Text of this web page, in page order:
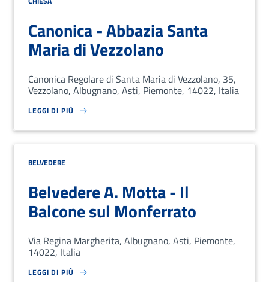
Canonica - Abbazia Santa
Maria di Vezzolano
Canonica Regolare di Santa Maria di Vezzolano, 35,
Vezzolano, Albugnano, Asti, Piemonte, 14022, Italia
LEGGI DI PIÙ
SU LOREM IPSUM DOLOR SIT AMET, CONSECTETUR ADIPISCING
BELVEDERE
Belvedere A. Motta - Il
Balcone sul Monferrato
Via Regina Margherita, Albugnano, Asti, Piemonte,
14022, Italia
LEGGI DI PIÙ
SU LOREM IPSUM DOLOR SIT AMET, CONSECTETUR ADIPISCING